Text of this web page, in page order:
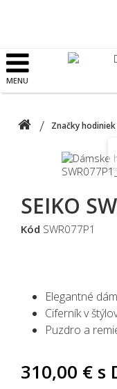
MENU
Značky hodiniek
SEIKO
Kód SWR077P1
Elegantné
Ciferník v
Puzdro a
310,00 € s